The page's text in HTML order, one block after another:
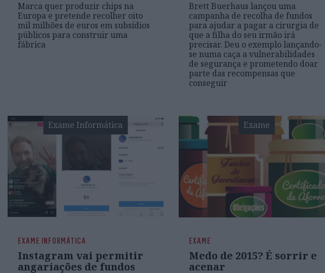
Marca quer produzir chips na
Europa e pretende recolher oito
mil milhões de euros em subsídios
públicos para construir uma
fábrica
Brett Buerhaus lançou uma
campanha de recolha de fundos
para ajudar a pagar a cirurgia de
que a filha do seu irmão irá
precisar. Deu o exemplo lançando-
se numa caça a vulnerabilidades
de segurança e prometendo doar
parte das recompensas que
conseguir
Exame Informática
EXAME INFORMÁTICA
Instagram vai permitir
angariações de fundos
Exame
EXAME
Medo de 2015? É sorrir e
acenar